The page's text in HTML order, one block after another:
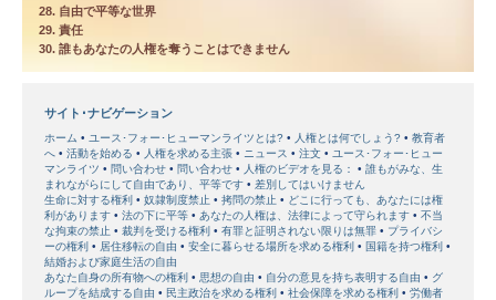
28. 自由で平等な世界
29. 責任
30. 誰もあなたの人権を奪うことはできません
サイト･ナビゲーション
ホーム ユース･フォー･ヒューマンライツとは? 人権とは何でしょう?
教育者
へ
活動を始める 人権を求める主張 ニュース 注文
ユース･フォー･ヒュー
マンライツ
問い合わせ 問い合わせ 人権のビデオを見る：
誰もがみな、生
まれながらにして自由であり、平等です
差別してはいけません
生命に対する権利
奴隷制度禁止 拷問の禁止
どこに行っても、あなたには権
利があります
法の下に平等 あなたの人権は、法律によって守られます
不当
な拘束の禁止
裁判を受ける権利 有罪と証明されない限りは無罪
プライバシ
ーの権利
居住移転の自由 安全に暮らせる場所を求める権利
国籍を持つ権利
結婚および家庭生活の自由
あなた自身の所有物への権利
思想の自由 自分の意見を持ち表明する自由
グ
ループを結成する自由
民主政治を求める権利 社会保障を求める権利 労働者